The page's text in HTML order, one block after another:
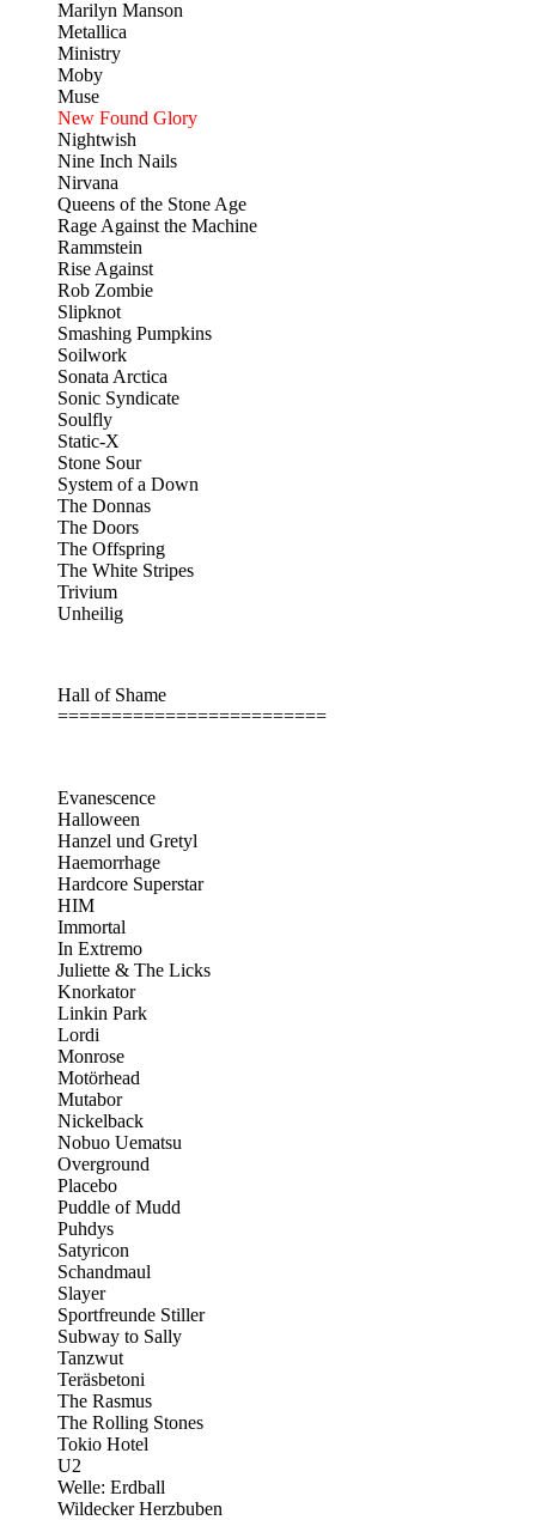
Marilyn Manson
Metallica
Ministry
Moby
Muse
New Found Glory
Nightwish
Nine Inch Nails
Nirvana
Queens of the Stone Age
Rage Against the Machine
Rammstein
Rise Against
Rob Zombie
Slipknot
Smashing Pumpkins
Soilwork
Sonata Arctica
Sonic Syndicate
Soulfly
Static-X
Stone Sour
System of a Down
The Donnas
The Doors
The Offspring
The White Stripes
Trivium
Unheilig
Hall of Shame
=========================
Evanescence
Halloween
Hanzel und Gretyl
Haemorrhage
Hardcore Superstar
HIM
Immortal
In Extremo
Juliette & The Licks
Knorkator
Linkin Park
Lordi
Monrose
Motörhead
Mutabor
Nickelback
Nobuo Uematsu
Overground
Placebo
Puddle of Mudd
Puhdys
Satyricon
Schandmaul
Slayer
Sportfreunde Stiller
Subway to Sally
Tanzwut
Teräsbetoni
The Rasmus
The Rolling Stones
Tokio Hotel
U2
Welle: Erdball
Wildecker Herzbuben